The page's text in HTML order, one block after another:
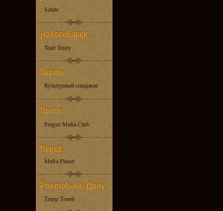
Salute
Teatr Teney
Культурный синдикат
Prague Mafia Club
Mafia Planet
Театр Теней